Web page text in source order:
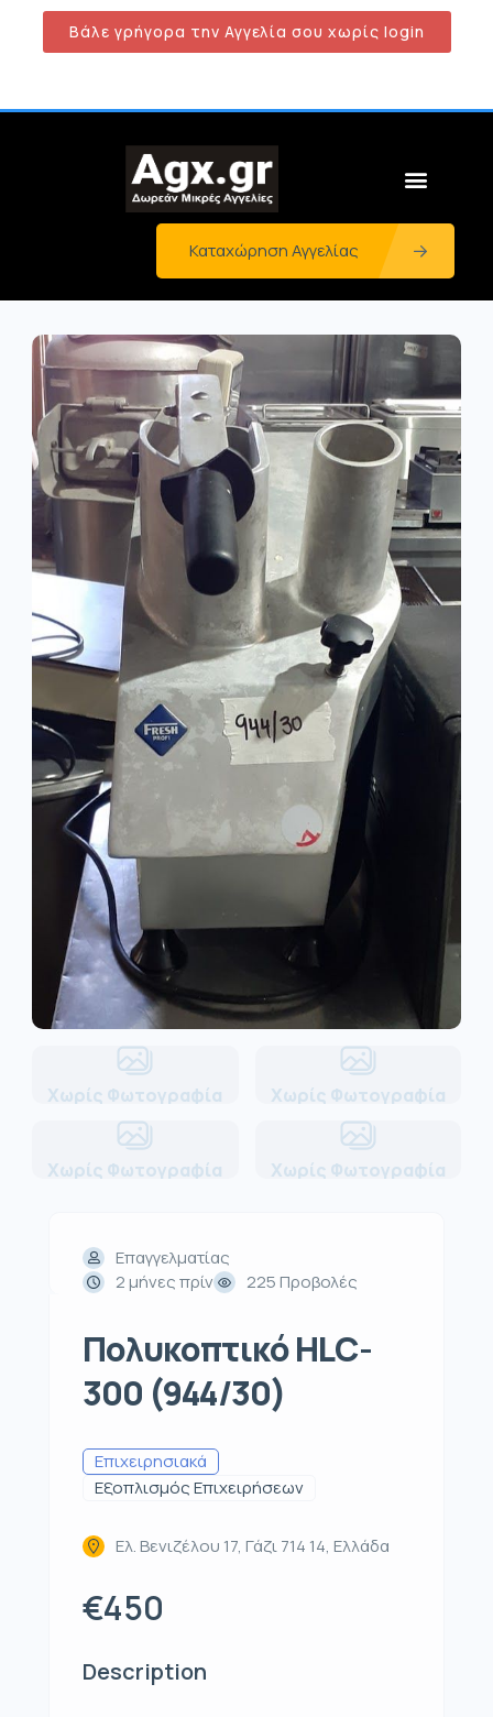
Βάλε γρήγορα την Αγγελία σου χωρίς login
Καταχώρηση Αγγελίας
Χωρίς Φωτογραφία Χωρίς Φωτογραφία
Χωρίς Φωτογραφία Χωρίς Φωτογραφία
Επαγγελματίας
2 μήνες πρίν
225 Προβολές
Πολυκοπτικό HLC-
300 (944/30)
Επιχειρησιακά
Εξοπλισμός Επιχειρήσεων
Ελ. Βενιζέλου 17, Γάζι 714 14, Ελλάδα
€450
Description